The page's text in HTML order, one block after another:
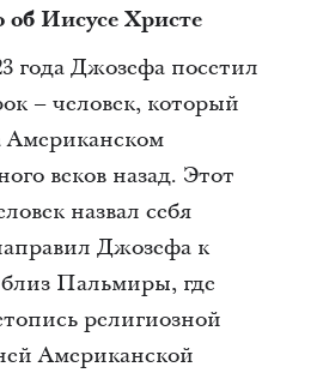
об Иисусе Христе
года Джозефа посетил
– человек, который
веков назад. Этот
назвал себя
Джозефа к
Пальмиры, где
религиозной
Американской